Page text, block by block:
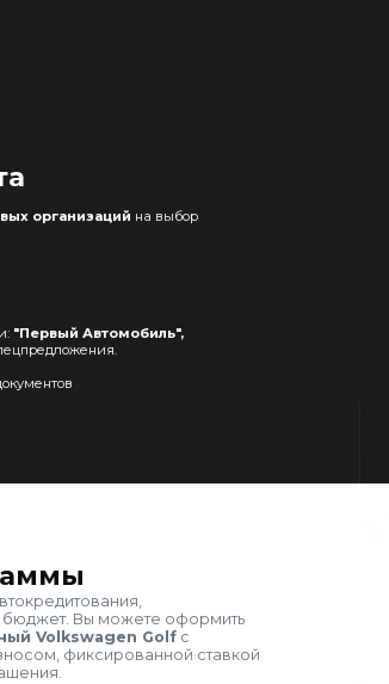
организаций на выбор
"Первый Автомобиль",
бюджет. Вы можете оформить
Volkswagen Golfс
фиксированной ставкой